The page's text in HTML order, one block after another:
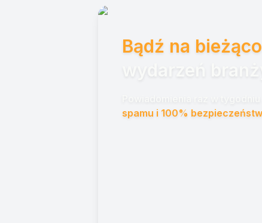
Bądź na bieżąco
wydarzeń
spamu i 100%